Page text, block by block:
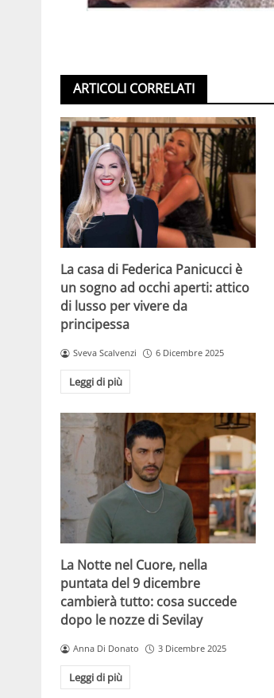
ARTICOLI CORRELATI
La casa di Federica Panicucci è
un sogno ad occhi aperti: attico
di lusso per vivere da
principessa
Sveva Scalvenzi 6 Dicembre 2025
Leggi di più
La Notte nel Cuore, nella
puntata del 9 dicembre
cambierà tutto: cosa succede
dopo le nozze di Sevilay
Anna Di Donato 3 Dicembre 2025
Leggi di più